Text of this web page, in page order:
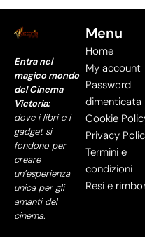
Entra nel
magico mondo
del Cinema
Victoria:
dove i libri e i
gadget si
fondono per
creare
un’esperienza
unica per gli
amanti del
cinema.
Menu
Home
My account
Password
dimenticata
Cookie
Privacy
Termini e
condizioni
Resi e